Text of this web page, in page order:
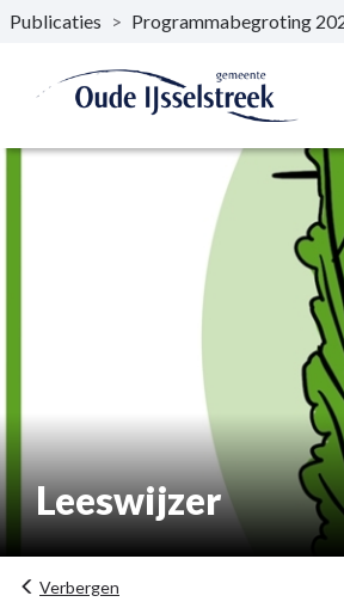
Naar hoofdinhoud
Publicaties > Programmabegroting
Leeswijzer
Verbergen